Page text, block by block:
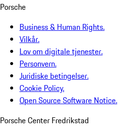
Porsche
Business & Human Rights.
Vilkår.
Lov om digitale tjenester.
Personvern.
Juridiske betingelser.
Cookie Policy.
Open Source Software Notice.
Porsche Center Fredrikstad